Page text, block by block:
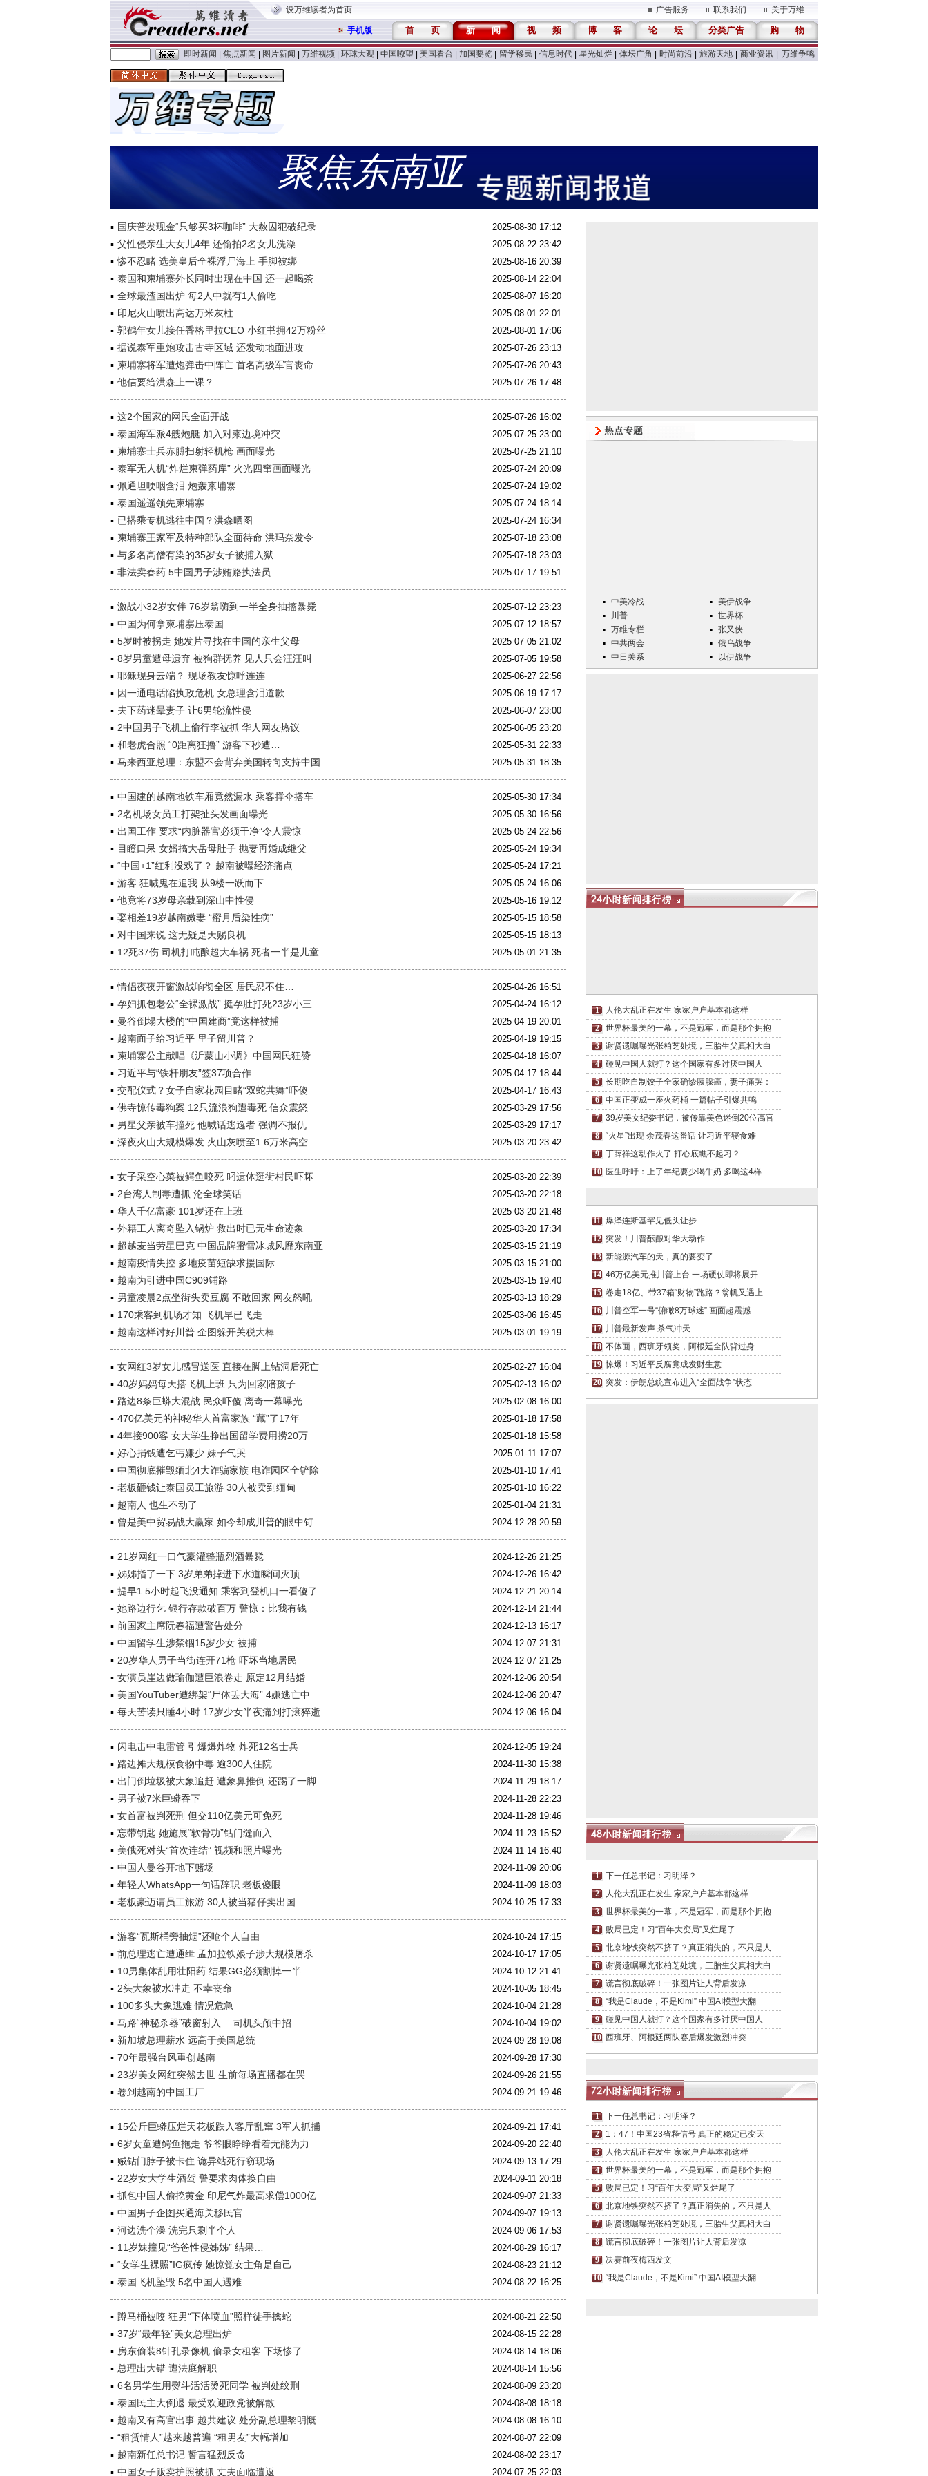
设万维读者为首页 广告服务 联系我们 关于万维
手机版 首 页 新 闻 视 频 博 客 论 坛 分类广告 购 物
即时新闻 焦点新闻 图片新闻 万维视频 环球大观 中国嘹望 美国看台 加国要览 留学移民 信息时代 星光灿烂 体坛广角 时尚前沿 旅游天地 商业资讯 万维争鸣
聚焦东南亚
国庆普发现金“只够买3杯咖啡” 大赦囚犯破纪录 2025-08-30 17:12
父性侵亲生大女儿4年 还偷拍2名女儿洗澡 2025-08-22 23:42
惨不忍睹 选美皇后全裸浮尸海上 手脚被绑 2025-08-16 20:39
泰国和柬埔寨外长同时出现在中国 还一起喝茶 2025-08-14 22:04
全球最渣国出炉 每2人中就有1人偷吃 2025-08-07 16:20
印尼火山喷出高达万米灰柱 2025-08-01 22:01
郭鹤年女儿接任香格里拉CEO 小红书拥42万粉丝 2025-08-01 17:06
据说泰军重炮攻击古寺区域 还发动地面进攻 2025-07-26 23:13
柬埔寨将军遭炮弹击中阵亡 首名高级军官丧命 2025-07-26 20:43
他信要给洪森上一课？ 2025-07-26 17:48
这2个国家的网民全面开战 2025-07-26 16:02
泰国海军派4艘炮艇 加入对柬边境冲突 2025-07-25 23:00
柬埔寨士兵赤膊扫射轻机枪 画面曝光 2025-07-25 21:10
泰军无人机“炸烂柬弹药库” 火光四窜画面曝光 2025-07-24 20:09
佩通坦哽咽含泪 炮轰柬埔寨 2025-07-24 19:02
泰国遥遥领先柬埔寨 2025-07-24 18:14
已搭乘专机逃往中国？洪森晒图 2025-07-24 16:34
柬埔寨王家军及特种部队全面待命 洪玛奈发令 2025-07-18 23:08
与多名高僧有染的35岁女子被捕入狱 2025-07-18 23:03
非法卖春药 5中国男子涉贿赂执法员 2025-07-17 19:51
激战小32岁女伴 76岁翁嗨到一半全身抽搐暴毙 2025-07-12 23:23
中国为何拿柬埔寨压泰国 2025-07-12 18:57
5岁时被拐走 她发片寻找在中国的亲生父母 2025-07-05 21:02
8岁男童遭母遗弃 被狗群抚养 见人只会汪汪叫 2025-07-05 19:58
耶稣现身云端？ 现场教友惊呼连连 2025-06-27 22:56
因一通电话陷执政危机 女总理含泪道歉 2025-06-19 17:17
夫下药迷晕妻子 让6男轮流性侵 2025-06-07 23:00
2中国男子飞机上偷行李被抓 华人网友热议 2025-06-05 23:20
和老虎合照 “0距离狂撸” 游客下秒遭… 2025-05-31 22:33
马来西亚总理：东盟不会背弃美国转向支持中国 2025-05-31 18:35
中国建的越南地铁车厢竟然漏水 乘客撑伞搭车 2025-05-30 17:34
2名机场女员工打架扯头发画面曝光 2025-05-30 16:56
出国工作 要求“内脏器官必须干净”令人震惊 2025-05-24 22:56
目瞪口呆 女婿搞大岳母肚子 抛妻再婚成继父 2025-05-24 19:34
“中国+1”红利没戏了？ 越南被曝经济痛点 2025-05-24 17:21
游客 狂喊鬼在追我 从9楼一跃而下 2025-05-24 16:06
他竟将73岁母亲载到深山中性侵 2025-05-16 19:12
娶相差19岁越南嫩妻 “蜜月后染性病” 2025-05-15 18:58
对中国来说 这无疑是天赐良机 2025-05-15 18:13
12死37伤 司机打盹酿超大车祸 死者一半是儿童 2025-05-01 21:35
情侣夜夜开窗激战响彻全区 居民忍不住… 2025-04-26 16:51
孕妇抓包老公“全裸激战” 挺孕肚打死23岁小三 2025-04-24 16:12
曼谷倒塌大楼的“中国建商”竟这样被捕 2025-04-19 20:01
越南面子给习近平 里子留川普？ 2025-04-19 19:15
柬埔寨公主献唱《沂蒙山小调》中国网民狂赞 2025-04-18 16:07
习近平与“铁杆朋友”签37项合作 2025-04-17 18:44
交配仪式？女子自家花园目睹“双蛇共舞”吓傻 2025-04-17 16:43
佛寺惊传毒狗案 12只流浪狗遭毒死 信众震怒 2025-03-29 17:56
男星父亲被车撞死 他喊话逃逸者 强调不报仇 2025-03-29 17:17
深夜火山大规模爆发 火山灰喷至1.6万米高空 2025-03-20 23:42
女子采空心菜被鳄鱼咬死 叼遗体逛街村民吓坏 2025-03-20 22:39
2台湾人制毒遭抓 沦全球笑话 2025-03-20 22:18
华人千亿富豪 101岁还在上班 2025-03-20 21:48
外籍工人离奇坠入锅炉 救出时已无生命迹象 2025-03-20 17:34
超越麦当劳星巴克 中国品牌蜜雪冰城风靡东南亚 2025-03-15 21:19
越南疫情失控 多地疫苗短缺求援国际 2025-03-15 21:00
越南为引进中国C909铺路 2025-03-15 19:40
男童凌晨2点坐街头卖豆腐 不敢回家 网友怒吼 2025-03-13 18:29
170乘客到机场才知 飞机早已飞走 2025-03-06 16:45
越南这样讨好川普 企图躲开关税大棒 2025-03-01 19:19
女网红3岁女儿感冒送医 直接在脚上钻洞后死亡 2025-02-27 16:04
40岁妈妈每天搭飞机上班 只为回家陪孩子 2025-02-13 16:02
路边8条巨蟒大混战 民众吓傻 离奇一幕曝光 2025-02-08 16:00
470亿美元的神秘华人首富家族 “藏”了17年 2025-01-18 17:58
4年接900客 女大学生挣出国留学费用捞20万 2025-01-18 15:58
好心捐钱遭乞丐嫌少 妹子气哭 2025-01-11 17:07
中国彻底摧毁缅北4大诈骗家族 电诈园区全铲除 2025-01-10 17:41
老板砸钱让泰国员工旅游 30人被卖到缅甸 2025-01-10 16:22
越南人 也生不动了 2025-01-04 21:31
曾是美中贸易战大赢家 如今却成川普的眼中钉 2024-12-28 20:59
21岁网红一口气豪灌整瓶烈酒暴毙 2024-12-26 21:25
姊姊指了一下 3岁弟弟掉进下水道瞬间灭顶 2024-12-26 16:42
提早1.5小时起飞没通知 乘客到登机口一看傻了 2024-12-21 20:14
她路边行乞 银行存款破百万 警惊：比我有钱 2024-12-14 21:44
前国家主席阮春福遭警告处分 2024-12-13 16:17
中国留学生涉禁锢15岁少女 被捕 2024-12-07 21:31
20岁华人男子当街连开71枪 吓坏当地居民 2024-12-07 21:25
女演员崖边做瑜伽遭巨浪卷走 原定12月结婚 2024-12-06 20:54
美国YouTuber遭绑架“尸体丢大海” 4嫌逃亡中 2024-12-06 20:47
每天苦读只睡4小时 17岁少女半夜痛到打滚猝逝 2024-12-06 16:04
闪电击中电雷管 引爆爆炸物 炸死12名士兵 2024-12-05 19:24
路边摊大规模食物中毒 逾300人住院 2024-11-30 15:38
出门倒垃圾被大象追赶 遭象鼻推倒 还踢了一脚 2024-11-29 18:17
男子被7米巨蟒吞下 2024-11-28 22:23
女首富被判死刑 但交110亿美元可免死 2024-11-28 19:46
忘带钥匙 她施展“软骨功”钻门缝而入 2024-11-23 15:52
美俄死对头“首次连结” 视频和照片曝光 2024-11-14 16:40
中国人曼谷开地下赌场 2024-11-09 20:06
年轻人WhatsApp一句话辞职 老板傻眼 2024-11-09 18:03
老板豪迈请员工旅游 30人被当猪仔卖出国 2024-10-25 17:33
游客“瓦斯桶旁抽烟”还呛个人自由 2024-10-24 17:15
前总理逃亡遭通缉 孟加拉铁娘子涉大规模屠杀 2024-10-17 17:05
10男集体乱用壮阳药 结果GG必须割掉一半 2024-10-12 21:41
2头大象被水冲走 不幸丧命 2024-10-05 18:45
100多头大象逃难 情况危急 2024-10-04 21:28
马路“神秘杀器”破窗射入 司机头颅中招 2024-10-04 19:02
新加坡总理薪水 远高于美国总统 2024-09-28 19:08
70年最强台风重创越南 2024-09-28 17:30
23岁美女网红突然去世 生前每场直播都在哭 2024-09-26 21:55
卷到越南的中国工厂 2024-09-21 19:46
15公斤巨蟒压烂天花板跌入客厅乱窜 3军人抓捕 2024-09-21 17:41
6岁女童遭鳄鱼拖走 爷爷眼睁睁看着无能为力 2024-09-20 22:40
贼钻门脖子被卡住 诡异站死行窃现场 2024-09-13 17:29
22岁女大学生酒驾 警要求肉体换自由 2024-09-11 20:18
抓包中国人偷挖黄金 印尼气炸最高求偿1000亿 2024-09-07 21:33
中国男子企图买通海关移民官 2024-09-07 19:13
河边洗个澡 洗完只剩半个人 2024-09-06 17:53
11岁妹撞见“爸爸性侵姊姊” 结果… 2024-08-29 16:17
“女学生裸照”IG疯传 她惊觉女主角是自己 2024-08-23 21:12
泰国飞机坠毁 5名中国人遇难 2024-08-22 16:25
蹲马桶被咬 狂男“下体喷血”照样徒手擒蛇 2024-08-21 22:50
37岁“最年轻”美女总理出炉 2024-08-15 22:28
房东偷装8针孔录像机 偷录女租客 下场惨了 2024-08-14 18:06
总理出大错 遭法庭解职 2024-08-14 15:56
6名男学生用熨斗活活烫死同学 被判处绞刑 2024-08-09 23:20
泰国民主大倒退 最受欢迎政党被解散 2024-08-08 18:18
越南又有高官出事 越共建议 处分副总理黎明慨 2024-08-08 16:10
“租赁情人”越来越普遍 “租男友”大幅增加 2024-08-07 22:09
越南新任总书记 誓言猛烈反贪 2024-08-02 23:17
中国女子贩卖护照被抓 丈夫面临遣返 2024-07-25 22:03
中美冷战
美伊战争
川普
世界杯
万维专栏
张又侠
中共两会
俄乌战争
中日关系
以伊战争
人伦大乱正在发生 家家户户基本都这样
世界杯最美的一幕，不是冠军，而是那个拥抱
谢贤遗嘱曝光张柏芝处境，三胎生父真相大白
碰见中国人就打？这个国家有多讨厌中国人
长期吃自制饺子全家确诊胰腺癌，妻子痛哭：
中国正变成一座火药桶 一篇帖子引爆共鸣
39岁美女纪委书记，被传靠美色迷倒20位高官
“火星”出现 余茂春这番话 让习近平寝食难
丁薛祥这动作火了 打心底瞧不起习？
医生呼吁：上了年纪要少喝牛奶 多喝这4样
爆泽连斯基罕见低头让步
突发！川普酝酿对华大动作
新能源汽车的天，真的要变了
46万亿美元推川普上台 一场硬仗即将展开
卷走18亿、带37箱“财物”跑路？翁帆又遇上
川普空军一号“俯瞰8万球迷” 画面超震撼
川普最新发声 杀气冲天
不体面，西班牙领奖，阿根廷全队背过身
惊爆！习近平反腐竟成发财生意
突发：伊朗总统宣布进入“全面战争”状态
下一任总书记：习明泽？
人伦大乱正在发生 家家户户基本都这样
世界杯最美的一幕，不是冠军，而是那个拥抱
败局已定！习“百年大变局”又烂尾了
北京地铁突然不挤了？真正消失的，不只是人
谢贤遗嘱曝光张柏芝处境，三胎生父真相大白
谎言彻底破碎！一张图片让人背后发凉
“我是Claude，不是Kimi” 中国AI模型大翻
碰见中国人就打？这个国家有多讨厌中国人
西班牙、阿根廷两队赛后爆发激烈冲突
下一任总书记：习明泽？
1：47！中国23省释信号 真正的稳定已变天
人伦大乱正在发生 家家户户基本都这样
世界杯最美的一幕，不是冠军，而是那个拥抱
败局已定！习“百年大变局”又烂尾了
北京地铁突然不挤了？真正消失的，不只是人
谢贤遗嘱曝光张柏芝处境，三胎生父真相大白
谎言彻底破碎！一张图片让人背后发凉
决赛前夜梅西发文
“我是Claude，不是Kimi” 中国AI模型大翻